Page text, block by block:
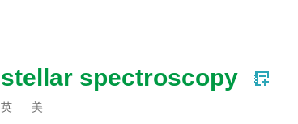
stellar spectroscopy
英 美